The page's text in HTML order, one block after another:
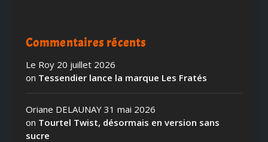
Commentaires récents
Le Roy 20 juillet 2026
on Tessendier lance la marque Les Fratés
Oriane DELAUNAY 31 mai 2026
on Tourtel Twist, désormais en version sans
sucre